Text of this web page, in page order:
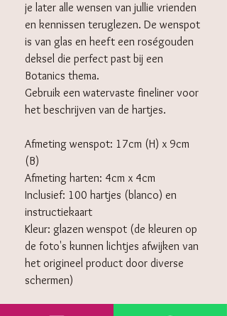
je later alle wensen van jullie vrienden
en kennissen teruglezen. De wenspot
is van glas en heeft een roségouden
deksel die perfect past bij een
Botanics thema.
Gebruik een watervaste fineliner voor
het beschrijven van de hartjes.
Afmeting wenspot: 17cm (H) x 9cm
(B)
Afmeting harten: 4cm x 4cm
Inclusief: 100 hartjes (blanco) en
instructiekaart
Kleur: glazen wenspot (de kleuren op
de foto's kunnen lichtjes afwijken van
het origineel product door diverse
schermen)